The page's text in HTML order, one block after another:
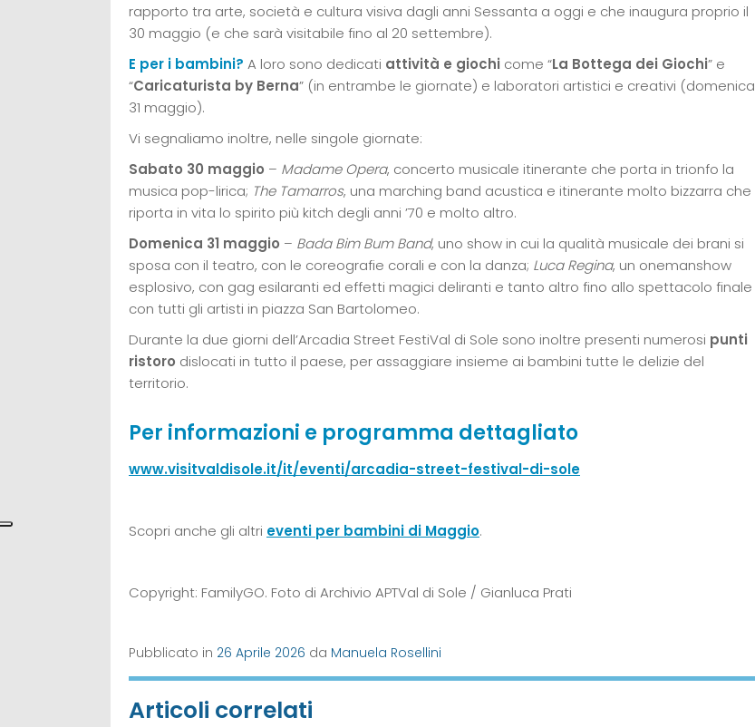
rapporto tra arte, società e cultura visiva dagli anni Sessanta a oggi e che inaugura proprio il
30 maggio (e che sarà visitabile fino al 20 settembre).
E per i bambini? A loro sono dedicati attività e giochi come “La Bottega dei Giochi” e
“Caricaturista by Berna” (in entrambe le giornate) e laboratori artistici e creativi (domenica
31 maggio).
Vi segnaliamo inoltre, nelle singole giornate:
Sabato 30 maggio – Madame Opera, concerto musicale itinerante che porta in trionfo la
musica pop-lirica; The Tamarros, una marching band acustica e itinerante molto bizzarra che
riporta in vita lo spirito più kitch degli anni ’70 e molto altro.
Domenica 31 maggio – Bada Bim Bum Band, uno show in cui la qualità musicale dei brani si
sposa con il teatro, con le coreografie corali e con la danza; Luca Regina, un onemanshow
esplosivo, con gag esilaranti ed effetti magici deliranti e tanto altro fino allo spettacolo finale
con tutti gli artisti in piazza San Bartolomeo.
Durante la due giorni dell’Arcadia Street FestiVal di Sole sono inoltre presenti numerosi punti
ristoro dislocati in tutto il paese, per assaggiare insieme ai bambini tutte le delizie del
territorio.
Per informazioni e programma dettagliato
www.visitvaldisole.it/it/eventi/arcadia-street-festival-di-sole
Scopri anche gli altri eventi per bambini di Maggio.
Copyright: FamilyGO. Foto di Archivio APTVal di Sole / Gianluca Prati
Pubblicato in 26 Aprile 2026 da Manuela Rosellini
Articoli correlati